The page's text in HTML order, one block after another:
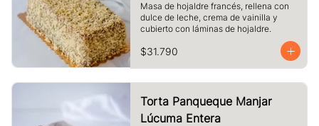
Masa de hojaldre francés, rellena con
dulce de leche, crema de vainilla y
cubierto con láminas de hojaldre.
$31.790
Torta Panqueque Manjar
Lúcuma Entera